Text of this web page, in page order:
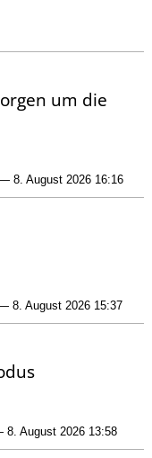
um die
8. August 2026 16:16
8. August 2026 15:37
8. August 2026 13:58